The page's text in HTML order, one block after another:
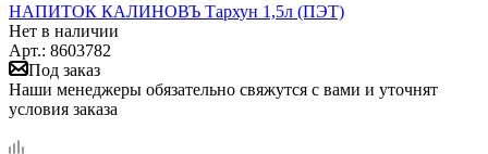
НАПИТОК КАЛИНОВЪ Тархун 1,5л (ПЭТ)
Нет в наличии
Арт.: 8603782
Под заказ
Наши менеджеры обязательно свяжутся с вами и уточнят
условия заказа